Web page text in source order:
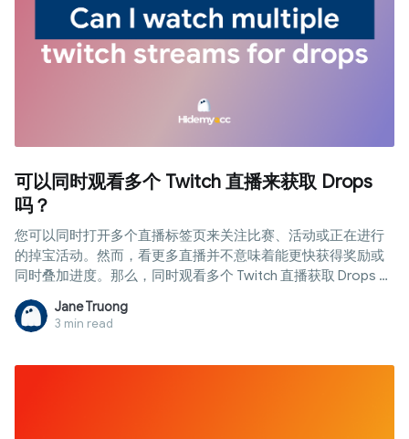
可以同时观看多个 Twitch 直播来获取 Drops
吗？
您可以同时打开多个直播标签页来关注比赛、活动或正在进行
的掉宝活动。然而，看更多直播并不意味着能更快获得奖励或
同时叠加进度。那么，同时观看多个 Twitch 直播获取 Drops 到
底可行吗？本文将为您解答这一疑问，解析 Twitch 如何计算观
看时长，介绍常见的多开直播方法，以及在管理多个账号或环
境时防关联浏览器的关键作用
Jane Truong
3 min read